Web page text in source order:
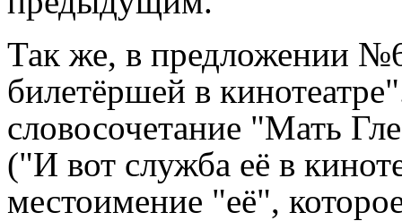
Так же, в предложении
билетёршей в
словосочетание "Мать
("И вот служба её в
местоимение "её",